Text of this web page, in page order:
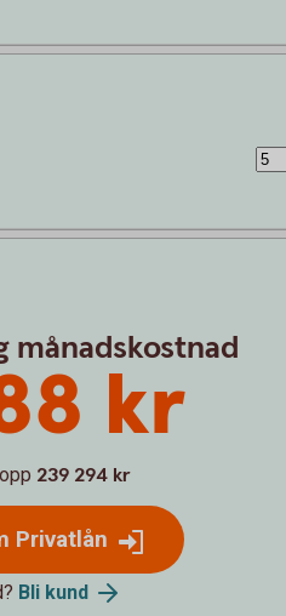
månadskostnad
kr
239 294 kr
Privatlån
Bli kund